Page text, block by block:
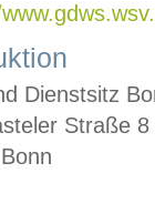
Dienstsitz
Straße 8